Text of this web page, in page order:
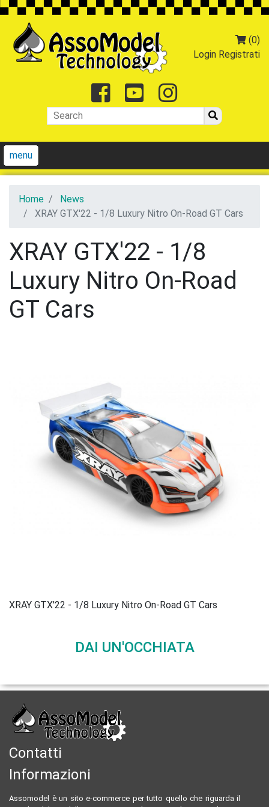
(0)
Login Registrati
Facebook
Youtube
menu
Home
News
XRAY GTX'22 - 1/8 Luxury Nitro On-Road GT Cars
XRAY GTX'22 - 1/8
Luxury Nitro On-Road
GT Cars
XRAY GTX'22 - 1/8 Luxury Nitro On-Road GT Cars
DAI UN'OCCHIATA
Contatti
Informazioni
Assomodel è un sito e-commerce per tutto quello che riguarda il